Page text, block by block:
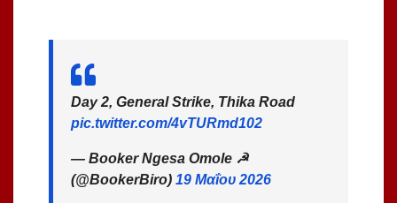
Day 2, General Strike, Thika Road
pic.twitter.com/4vTURmd102
— Booker Ngesa Omole ☭
(@BookerBiro) 19 Μαΐου 2026